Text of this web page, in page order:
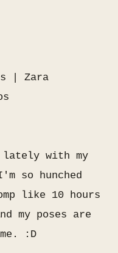
| Zara
lately with my
so hunched
like 10 hours
my poses are
:D